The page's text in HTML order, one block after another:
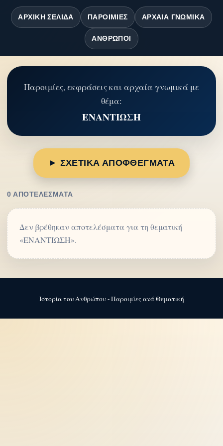
ΑΡΧΙΚΉ ΣΕΛΊΔΑ ΠΑΡΟΙΜΊΕΣ ΑΡΧΑΊΑ ΓΝΩΜΙΚΆ
ΆΝΘΡΩΠΟΙ
Παροιμίες, εκφράσεις και αρχαία γνωμικά με
θέμα:
ΕΝΑΝΤΙΩΣΗ
► ΣΧΕΤΙΚΑ ΑΠΟΦΘΕΓΜΑΤΑ
0 ΑΠΟΤΕΛΈΣΜΑΤΑ
Δεν βρέθηκαν αποτελέσματα για τη θεματική
«ΕΝΑΝΤΙΩΣΗ».
Ιστορία του Ανθρώπου - Παροιμίες ανά Θεματική